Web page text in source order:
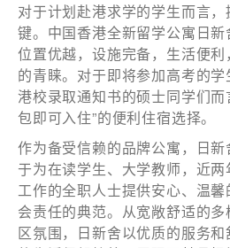
对于计划赴港求学的学生而言
键。中国香港全新留学公寓日
位置优越，设施完备，生活便
的青睐。对于即将参加高考的
港校录取通知书的硕士同学们而
包即可入住”的便利住宿选择。
作为备受信赖的品牌公寓，日
于为在读学生、大学教师，近
工作的全职人士提供安心、温
会责任的典范。从宽敞舒适的
区氛围，日新舍以优质的服务